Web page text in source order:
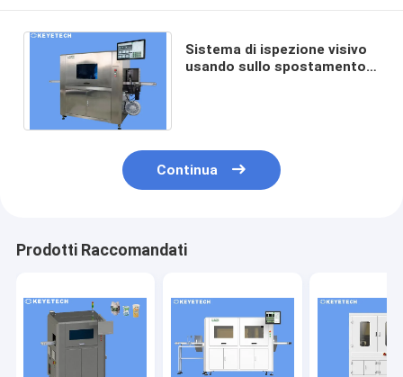
Sistema di ispezione visivo
usando sullo spostamento e
Continua
Prodotti Raccomandati